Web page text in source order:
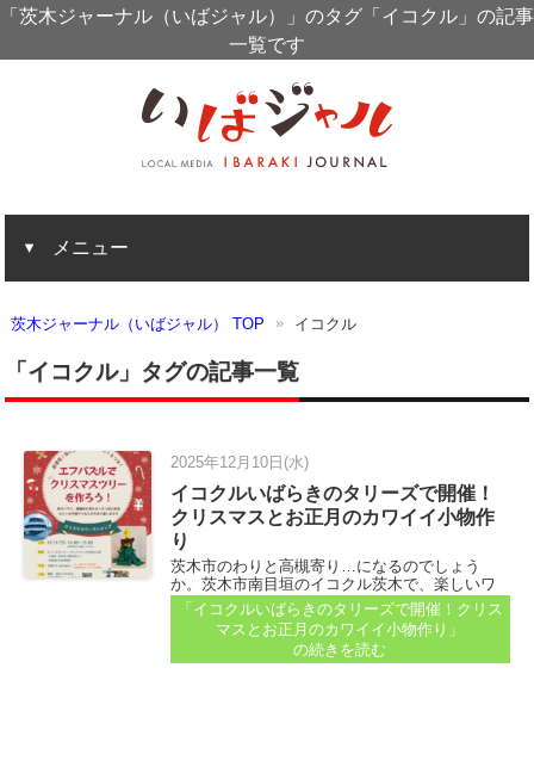
「茨木ジャーナル（いばジャル）」のタグ「イコクル」の記事
一覧です
メニュー
茨木ジャーナル（いばジャル） TOP イコクル
「イコクル」タグの記事一覧
2025年12月10日(水)
イコクルいばらきのタリーズで開催！
クリスマスとお正月のカワイイ小物作
り
茨木市のわりと高槻寄り…になるのでしょう
か。茨木市南目垣のイコクル茨木で、楽しいワ
ークショップが開催されます。 クリスマスとお
正月。 季節の行事を楽しめそうなプログラムで
す。 2つの案内が届いているので、それぞれココ
で紹介しますね～...
「イコクルいばらきのタリーズで開催！クリス
マスとお正月のカワイイ小物作り」
の続きを読む